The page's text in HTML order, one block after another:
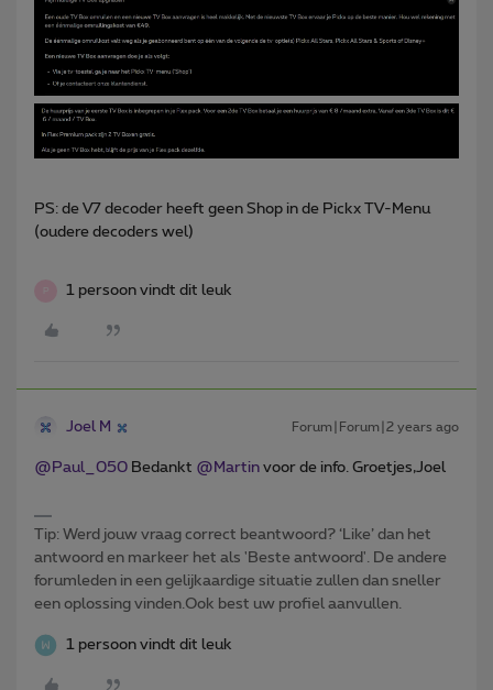
PS: de V7 decoder heeft geen Shop in de Pickx TV-Menu
(oudere decoders wel)
1 persoon vindt dit leuk
Joel M Forum|Forum|2 years ago
@Paul_050 Bedankt @Martin voor de info. Groetjes,Joel
Tip: Werd jouw vraag correct beantwoord? ‘Like’ dan het
antwoord en markeer het als 'Beste antwoord'. De andere
forumleden in een gelijkaardige situatie zullen dan sneller
een oplossing vinden.Ook best uw profiel aanvullen.
1 persoon vindt dit leuk